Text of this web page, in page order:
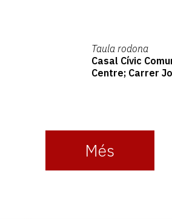
Taula rodona
Casal Cívic
Centre; Carrer
Més